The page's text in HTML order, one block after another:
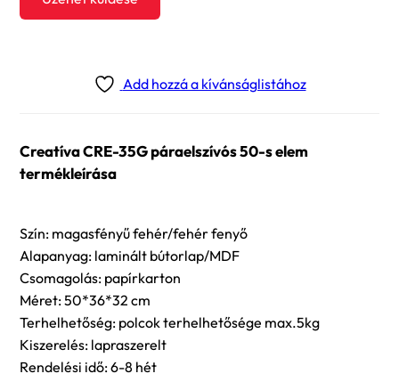
Add hozzá a kívánságlistához
Creatíva CRE-35G páraelszívós 50-s elem
termékleírása
Szín: magasfényű fehér/fehér fenyő
Alapanyag: laminált bútorlap/MDF
Csomagolás: papírkarton
Méret: 50*36*32 cm
Terhelhetőség: polcok terhelhetősége max.5kg
Kiszerelés: lapraszerelt
Rendelési idő: 6-8 hét